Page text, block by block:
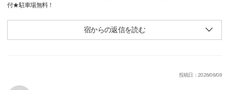
付★駐車場無料！
宿からの返信を読む
投稿日：2026/06/08